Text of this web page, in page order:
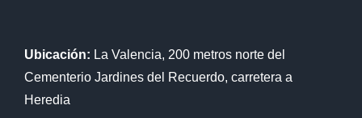
Ubicación: La Valencia, 200 metros norte del
Cementerio Jardines del Recuerdo, carretera a
Heredia